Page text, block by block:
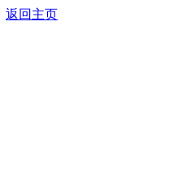
返回主页